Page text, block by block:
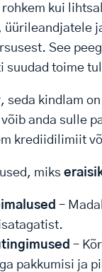
kui
üürileandjatele
See
suudad toime
seda kindlam
anda sulle
krediidilimiit
miks
–
–
pakkumisi ja